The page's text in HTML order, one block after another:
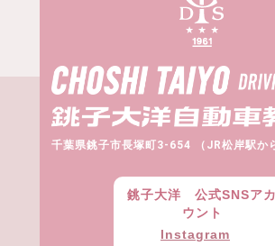
千葉県銚子市長塚町3-654 （JR松岸駅か
銚子大洋 公式SNSアカ
ウント
Instagram